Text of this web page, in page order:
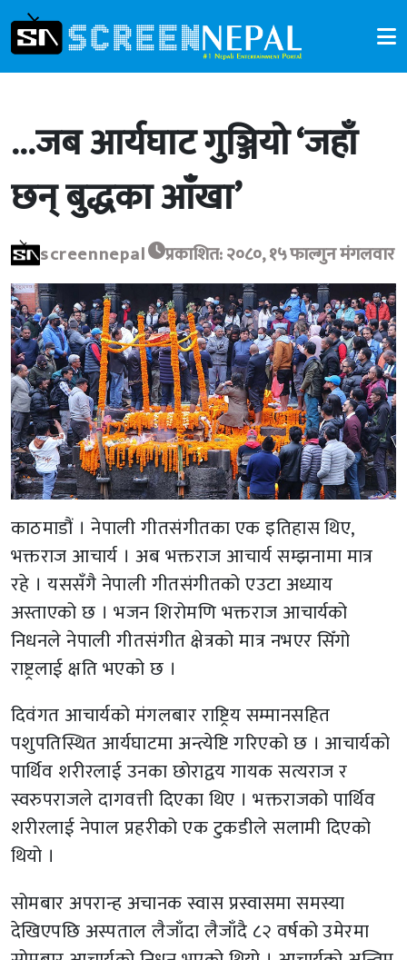
…जब आर्यघाट गुञ्जियो ‘जहाँ
छन् बुद्धका आँखा’
screennepal प्रकाशित: २०८०, १५ फाल्गुन मंगलवार
काठमाडौं । नेपाली गीतसंगीतका एक इतिहास थिए,
भक्तराज आचार्य । अब भक्तराज आचार्य सम्झनामा मात्र
रहे । यससँगै नेपाली गीतसंगीतको एउटा अध्याय
अस्ताएको छ । भजन शिरोमणि भक्तराज आचार्यको
निधनले नेपाली गीतसंगीत क्षेत्रको मात्र नभएर सिँगो
राष्ट्रलाई क्षति भएको छ ।
दिवंगत आचार्यको मंगलबार राष्ट्रिय सम्मानसहित
पशुपतिस्थित आर्यघाटमा अन्त्येष्टि गरिएको छ । आचार्यको
पार्थिव शरीरलाई उनका छोराद्वय गायक सत्यराज र
स्वरुपराजले दागवत्ती दिएका थिए । भक्तराजको पार्थिव
शरीरलाई नेपाल प्रहरीको एक टुकडीले सलामी दिएको
थियो ।
सोमबार अपरान्ह अचानक स्वास प्रस्वासमा समस्या
देखिएपछि अस्पताल लैजाँदा लैजाँदै ८२ वर्षको उमेरमा